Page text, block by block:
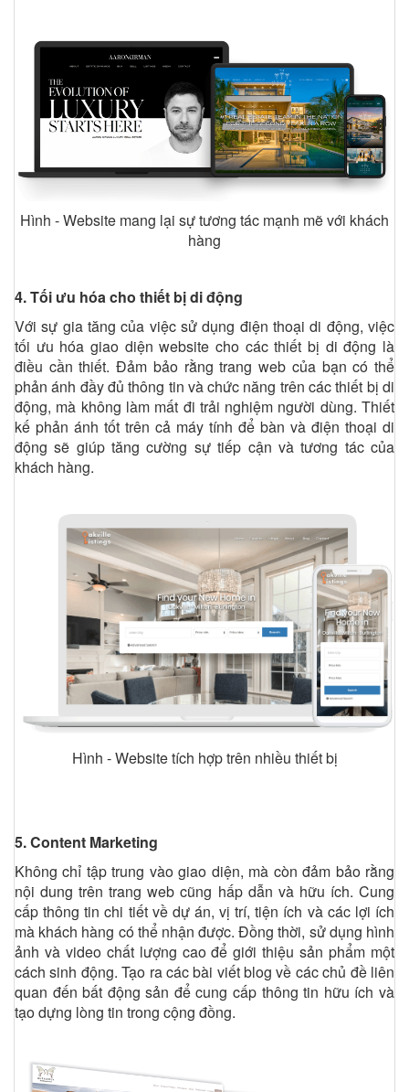
Hình - Website mang lại sự tương tác mạnh mẽ với khách
hàng
4. Tối ưu hóa cho thiết bị di động
Với sự gia tăng của việc sử dụng điện thoại di động, việc
tối ưu hóa giao diện website cho các thiết bị di động là
điều cần thiết. Đảm bảo rằng trang web của bạn có thể
phản ánh đầy đủ thông tin và chức năng trên các thiết bị di
động, mà không làm mất đi trải nghiệm người dùng. Thiết
kế phản ánh tốt trên cả máy tính để bàn và điện thoại di
động sẽ giúp tăng cường sự tiếp cận và tương tác của
khách hàng.
Hình - Website tích hợp trên nhiều thiết bị
5. Content Marketing
Không chỉ tập trung vào giao diện, mà còn đảm bảo rằng
nội dung trên trang web cũng hấp dẫn và hữu ích. Cung
cấp thông tin chi tiết về dự án, vị trí, tiện ích và các lợi ích
mà khách hàng có thể nhận được. Đồng thời, sử dụng hình
ảnh và video chất lượng cao để giới thiệu sản phẩm một
cách sinh động. Tạo ra các bài viết blog về các chủ đề liên
quan đến bất động sản để cung cấp thông tin hữu ích và
tạo dựng lòng tin trong cộng đồng.